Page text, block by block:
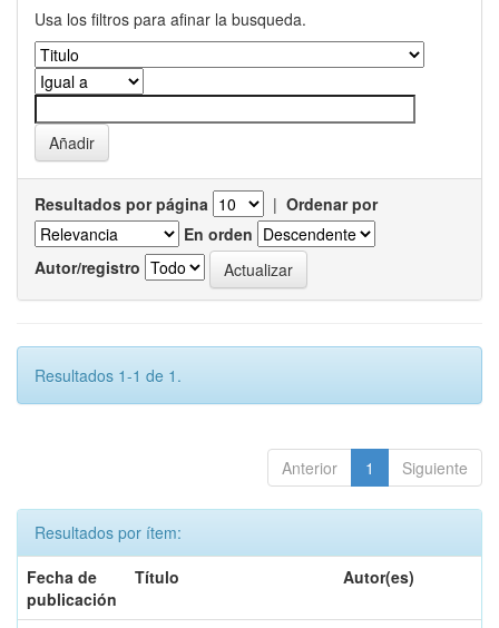
Usa los filtros para afinar la busqueda.
Resultados por página | Ordenar por
En orden
Autor/registro
Resultados 1-1 de 1.
Anterior 1 Siguiente
Resultados por ítem:
Fecha de
publicación
Título Autor(es)